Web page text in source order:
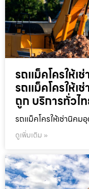
รถแม็คโครให้
รถแม็คโครให้เ
ถูก บริการทั่วไ
รถแม็คโครให้เช่านิค
ดูเพิ่มเติม »